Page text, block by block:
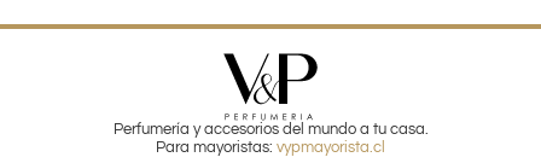
Perfumería y accesorios del mundo a tu casa.
Para mayoristas: vypmayorista.cl